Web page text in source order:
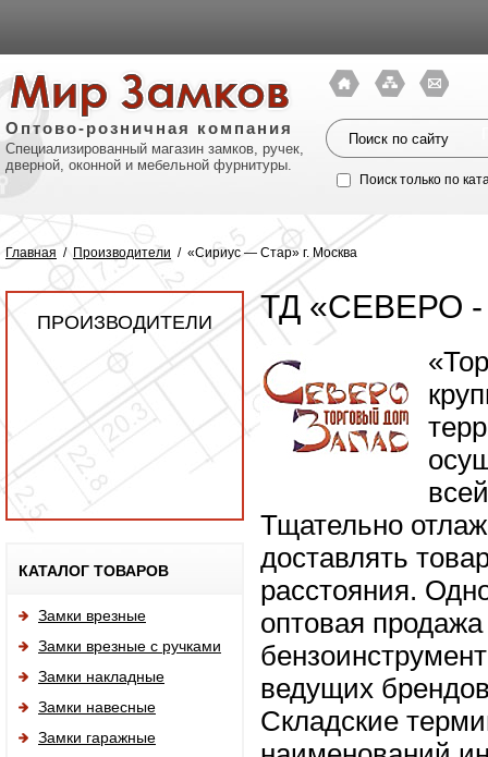
Оптово-розничная компания
Специализированный магазин замков, ручек,
дверной, оконной и мебельной фурнитуры.
Поиск только по
Главная / Производители / «Сириус — Стар» г. Москва
ПРОИЗВОДИТЕЛИ
КАТАЛОГ ТОВАРОВ
Замки врезные
Замки врезные с ручками
Замки накладные
Замки навесные
Замки гаражные
ТД «СЕВЕРО
Тщательно
доставлять
расстояния.
оптовая продажа
ведущих
Складские